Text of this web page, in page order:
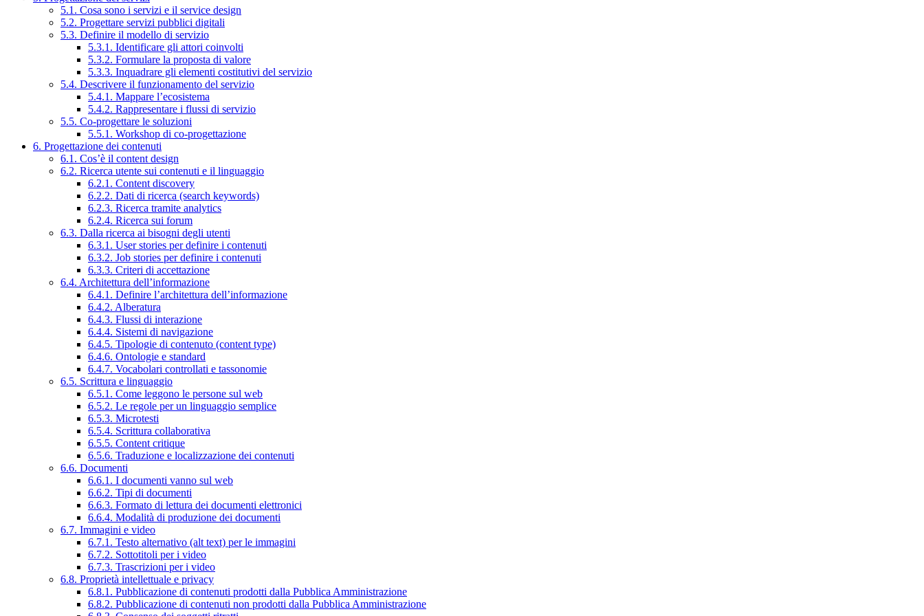
5.1. Cosa sono i servizi e il service design
5.2. Progettare servizi pubblici digitali
5.3. Definire il modello di servizio
5.3.1. Identificare gli attori coinvolti
5.3.2. Formulare la proposta di valore
5.3.3. Inquadrare gli elementi costitutivi del servizio
5.4. Descrivere il funzionamento del servizio
5.4.1. Mappare l’ecosistema
5.4.2. Rappresentare i flussi di servizio
5.5. Co-progettare le soluzioni
5.5.1. Workshop di co-progettazione
6. Progettazione dei contenuti
6.1. Cos’è il content design
6.2. Ricerca utente sui contenuti e il linguaggio
6.2.1. Content discovery
6.2.2. Dati di ricerca (search keywords)
6.2.3. Ricerca tramite analytics
6.2.4. Ricerca sui forum
6.3. Dalla ricerca ai bisogni degli utenti
6.3.1. User stories per definire i contenuti
6.3.2. Job stories per definire i contenuti
6.3.3. Criteri di accettazione
6.4. Architettura dell’informazione
6.4.1. Definire l’architettura dell’informazione
6.4.2. Alberatura
6.4.3. Flussi di interazione
6.4.4. Sistemi di navigazione
6.4.5. Tipologie di contenuto (content type)
6.4.6. Ontologie e standard
6.4.7. Vocabolari controllati e tassonomie
6.5. Scrittura e linguaggio
6.5.1. Come leggono le persone sul web
6.5.2. Le regole per un linguaggio semplice
6.5.3. Microtesti
6.5.4. Scrittura collaborativa
6.5.5. Content critique
6.5.6. Traduzione e localizzazione dei contenuti
6.6. Documenti
6.6.1. I documenti vanno sul web
6.6.2. Tipi di documenti
6.6.3. Formato di lettura dei documenti elettronici
6.6.4. Modalità di produzione dei documenti
6.7. Immagini e video
6.7.1. Testo alternativo (alt text) per le immagini
6.7.2. Sottotitoli per i video
6.7.3. Trascrizioni per i video
6.8. Proprietà intellettuale e privacy
6.8.1. Pubblicazione di contenuti prodotti dalla Pubblica Amministrazione
6.8.2. Pubblicazione di contenuti non prodotti dalla Pubblica Amministrazione